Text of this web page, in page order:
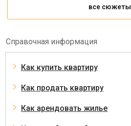
все сюжеты
Справочная информация
Как купить квартиру
Как продать квартиру
Как арендовать жилье